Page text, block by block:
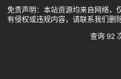
免责声明：本站资源均来自网络，
有侵权或违规内容，请联系我们删
查询 92